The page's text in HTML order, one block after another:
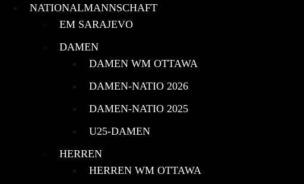
NATIONALMANNSCHAFT
EM SARAJEVO
DAMEN
DAMEN WM OTTAWA
DAMEN-NATIO 2026
DAMEN-NATIO 2025
U25-DAMEN
HERREN
HERREN WM OTTAWA